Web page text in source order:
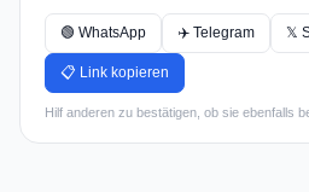
🟢 WhatsApp ✈️ Telegram 𝕏
📋 Link kopieren
Hilf anderen zu bestätigen, ob sie ebenfalls